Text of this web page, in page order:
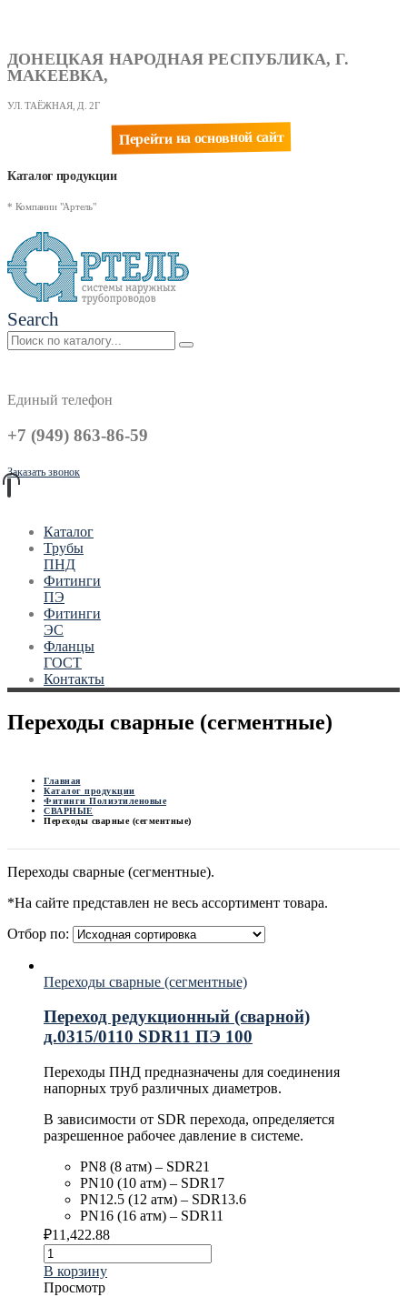
ДОНЕЦКАЯ НАРОДНАЯ РЕСПУБЛИКА, Г.
МАКЕЕВКА,
УЛ. ТАЁЖНАЯ, Д. 2Г
Перейти на основной сайт
Каталог продукции
* Компании "Артель"
Search
Единый телефон
+7 (949) 863-86-59
Заказать звонок
Каталог
Трубы
ПНД
Фитинги
ПЭ
Фитинги
ЭС
Фланцы
ГОСТ
Контакты
Переходы сварные (сегментные)
Главная
Каталог продукции
Фитинги Полиэтиленовые
СВАРНЫЕ
Переходы сварные (сегментные)
Переходы сварные (сегментные).
*На сайте представлен не весь ассортимент товара.
Отбор по:
Переходы сварные (сегментные)
Переход редукционный (сварной)
д.0315/0110 SDR11 ПЭ 100
Переходы ПНД предназначены для соединения
напорных труб различных диаметров.
В зависимости от SDR перехода, определяется
разрешенное рабочее давление в системе.
PN8 (8 атм) – SDR21
PN10 (10 атм) – SDR17
PN12.5 (12 атм) – SDR13.6
PN16 (16 атм) – SDR11
₽11,422.88
В корзину
Просмотр